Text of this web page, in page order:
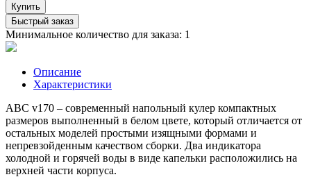
Купить
Быстрый заказ
Минимальное количество для заказа: 1
Описание
Характеристики
ABC v170 – современный напольный кулер компактных
размеров выполненный в белом цвете, который отличается от
остальных моделей простыми изящными формами и
непревзойденным качеством сборки. Два индикатора
холодной и горячей воды в виде капельки расположились на
верхней части корпуса.